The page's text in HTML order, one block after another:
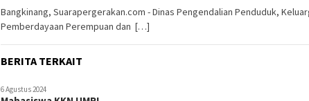
Bangkinang, Suarapergerakan.com - Dinas Pengendalian Penduduk,
Pemberdayaan Perempuan dan […]
BERITA TERKAIT
6 Agustus 2024